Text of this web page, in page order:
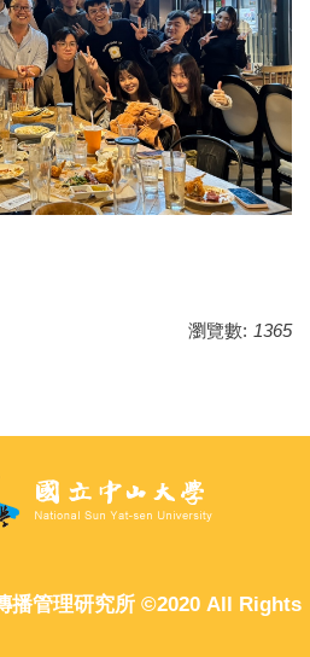
瀏覽數: 1365
管理研究所 ©2020 All Rights